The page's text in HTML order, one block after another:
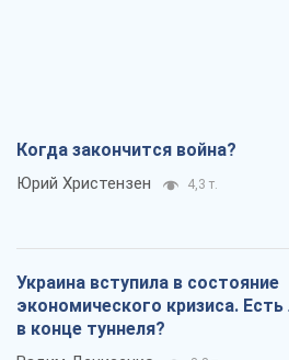
Когда закончится война?
Юрий Христензен 4,3 т.
Украина вступила в состояние
экономического кризиса. Есть
в конце туннеля?